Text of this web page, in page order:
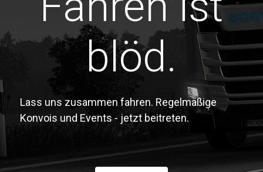
blöd.
Lass uns zusammen fahren. Regelmäßige
Konvois und Events - jetzt beitreten.